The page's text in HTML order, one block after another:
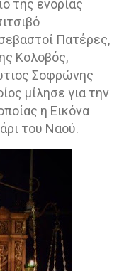
της ενορίας
Πατέρες,
Κολοβός,
Σοφρώνης
μίλησε για την
η Εικόνα
του Ναού.